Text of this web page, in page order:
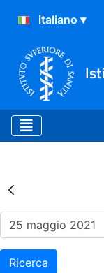
Risultati
Ricerca